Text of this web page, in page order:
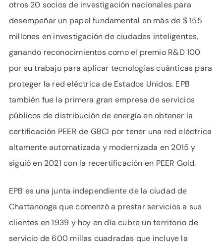
otros 20 socios de investigación nacionales para
desempeñar un papel fundamental en más de $ 155
millones en investigación de ciudades inteligentes,
ganando reconocimientos como el premio R&D 100
por su trabajo para aplicar tecnologías cuánticas para
proteger la red eléctrica de Estados Unidos. EPB
también fue la primera gran empresa de servicios
públicos de distribución de energía en obtener la
certificación PEER de GBCI por tener una red eléctrica
altamente automatizada y modernizada en 2015 y
siguió en 2021 con la recertificación en PEER Gold.
EPB es una junta independiente de la ciudad de
Chattanooga que comenzó a prestar servicios a sus
clientes en 1939 y hoy en día cubre un territorio de
servicio de 600 millas cuadradas que incluye la